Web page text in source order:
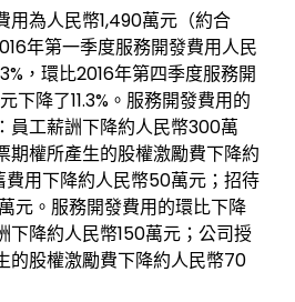
為人民幣1,490萬元（約合
年第一季度服務開發費用人民
，環比2016年第四季度服務開
下降了11.3%。服務開發費用的
員工薪詶下降約人民幣300萬
期權所產生的股權激勵費下降約
用下降約人民幣50萬元；招待
元。服務開發費用的環比下降
下降約人民幣150萬元；公司授
的股權激勵費下降約人民幣70